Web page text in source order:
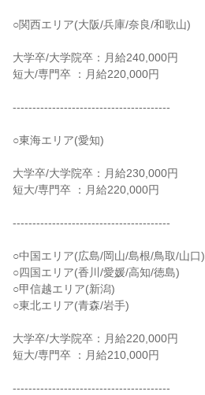
○関西エリア(大阪/兵庫/奈良/和歌山)
大学卒/大学院卒：月給240,000円
短大/専門卒 ：月給220,000円
‐‐‐‐‐‐‐‐‐‐‐‐‐‐‐‐‐‐‐‐‐‐‐‐‐‐‐‐‐‐‐‐‐‐‐‐‐‐‐‐
○東海エリア(愛知)
大学卒/大学院卒：月給230,000円
短大/専門卒 ：月給220,000円
‐‐‐‐‐‐‐‐‐‐‐‐‐‐‐‐‐‐‐‐‐‐‐‐‐‐‐‐‐‐‐‐‐‐‐‐‐‐‐‐
○中国エリア(広島/岡山/島根/鳥取/山口)
○四国エリア(香川/愛媛/高知/徳島)
○甲信越エリア(新潟)
○東北エリア(青森/岩手)
大学卒/大学院卒：月給220,000円
短大/専門卒 ：月給210,000円
‐‐‐‐‐‐‐‐‐‐‐‐‐‐‐‐‐‐‐‐‐‐‐‐‐‐‐‐‐‐‐‐‐‐‐‐‐‐‐‐